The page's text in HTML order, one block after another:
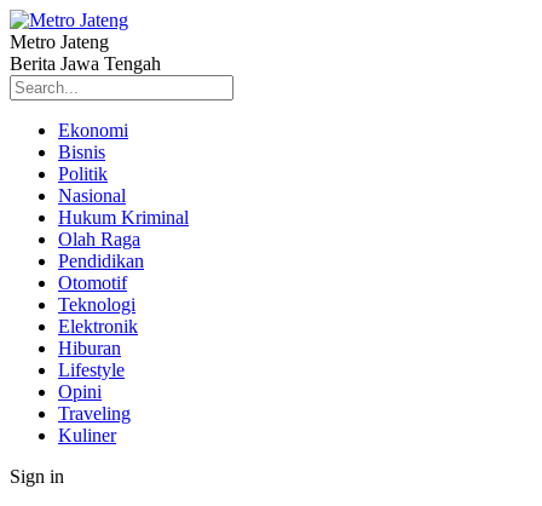
Metro Jateng
Berita Jawa Tengah
Ekonomi
Bisnis
Politik
Nasional
Hukum Kriminal
Olah Raga
Pendidikan
Otomotif
Teknologi
Elektronik
Hiburan
Lifestyle
Opini
Traveling
Kuliner
Sign in